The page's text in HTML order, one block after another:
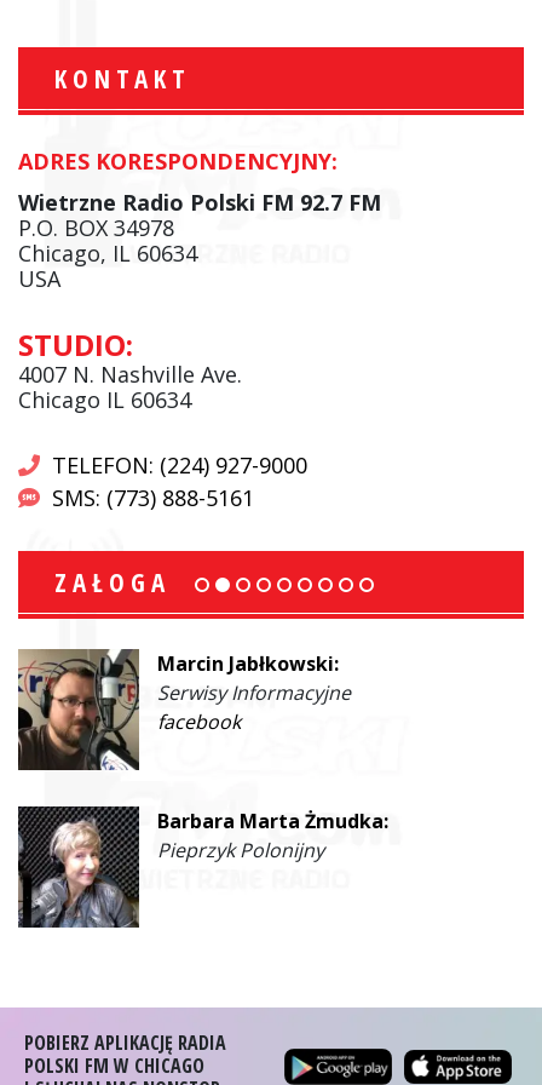
KONTAKT
ADRES KORESPONDENCYJNY:
Wietrzne Radio Polski FM 92.7 FM
P.O. BOX 34978
Chicago, IL 60634
USA
STUDIO:
4007 N. Nashville Ave.
Chicago IL 60634
TELEFON: (224) 927-9000
SMS: (773) 888-5161
ZAŁOGA
Marcin Jabłkowski:
Serwisy Informacyjne
facebook
Barbara Marta Żmudka:
Pieprzyk Polonijny
POBIERZ APLIKACJĘ RADIA
POLSKI FM W CHICAGO